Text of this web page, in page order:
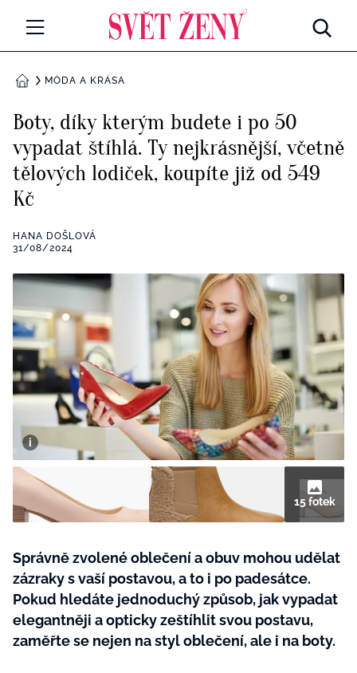
Všechny kategorie
Rozhovory
RETROHUBKY
PSYCHOLOGIE
Seberozvoj
ZDRAVÍ
Životní styl
ZÁBAVA
Všechny kategorie
Testy a kvízy
BYDLENÍ
Všechny kategorie
Tvoření
Rady a tipy
BurdaMedia
Extra
SVĚT ŽENY - 599 KČ
ROČNÍ PŘEDPLATNÉ SVĚT ŽENY +
SADA PRODUKTŮ MANA (10 ks)
DOMŮMÓDA A KRÁSA
Boty, díky kterým budete i po 50
vypadat štíhlá. Ty nejkrásnější, včetně
tělových lodiček, koupíte již od 549
Kč
HANA DOŠLOVÁ
31/08/2024
15 fotek
Správně zvolené oblečení a obuv mohou udělat
zázraky s vaší postavou, a to i po padesátce.
Pokud hledáte jednoduchý způsob, jak vypadat
elegantněji a opticky zeštíhlit svou postavu,
zaměřte se nejen na styl oblečení, ale i na boty.